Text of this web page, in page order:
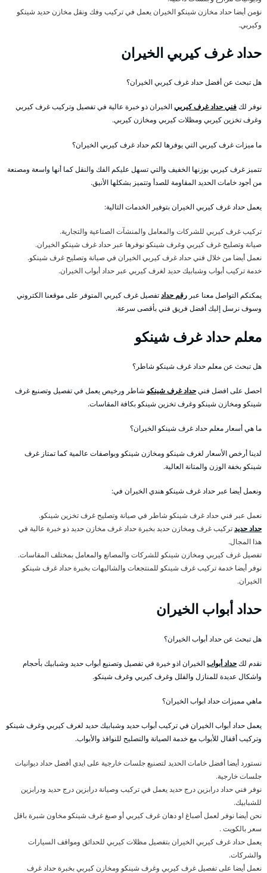
نؤمن أيضا حداد مخازن شينكو الخيران يعمل في تركيب وفك ونقل مخازن حديد شينكو
وكيربي.
حداد غرف كيربي الخيران
هل تبحث عن أفضل حداد غرف كيربي الخيران؟
نوفر لكفني حداد غرف كيربيالخيران ذو خبرة عالية في تفصيل وتركيب غرف كيربي
وغرف تخزين كيربي ومظلات كيربي ومخازن كيربي.
ما ميزات غرف كيربي التي يوفرها لكم حداد غرف كيربي الخيران؟
تتميز غرف كيربي بوزنها الخفيف والتي تسهل عليكم الفك والنقل كما أنها واسعة ومصنعة
من أجود خامات الحديد المقاومة للصدأ وتتميز بشكلها الأنيق.
يعمل حداد غرف كيربي الخيران بتوفير الخدمات التالية:
تركيب غرف كيربي للشركات والمعامل والمنشآت الصناعية والتجارية.
صيانة وتصليح غرف كيربي وغرف شينكو نوفرها عبر حداد غرف شينكو الخيران.
نعمل أيضا من خلال فني حداد غرف كيربي الخيران في صيانة وتصليح غرف شينكو.
خدمة تركيب أبواب وشبابيك حديد لغرف كيربي عبر حداد أبواب الخيران.
يمكنكم التواصل معنا عبر رقم حدادتفصيل غرف كيربي المتوفر على موقعنا الكتروني
وسوف نرسل إليك أفضل فريق فني بأقصى سرعة.
معلم حداد غرف شينكو
هل تبحث عن معلم حداد غرف شينكو شاطر؟
احصل على افضل فنيحداد غرف شينكو شاطر ورخيص يعمل في تفصيل وتصنيع غرف
شينكو ومخازن شينكو وغرف تخزين شينكو بكافة المقاسات.
ما هي أسعار معلم حداد غرف شينكو الخيران؟
لدينا أرخص الأسعار لغرف شينكو ومخازن شينكو وبواصفات عالمية كما تمتاز غرف
شينكو بخفة الوزن والمتانة العالية.
ونعمل أيضا عبر حداد غرف شينكو هندي الخيران في:
نعمل عبر فني حداد غرف شينكو شاطر في صيانة وتصليح غرف تخزين شينكو.
حداد حديدتركيب غرف ومخازن حديد بخبرة حداد غرف مخازن حديد ذو خبرة عالية في
هذا المجال.
تفصيل غرف كيربي ومخازن شينكو للشركات والمصانع والمعامل بمختلف المقاسات.
نوفر أيضا خدمة تركيب غرف شينكو للمنتجعات والشاليهات بخبرة حداد غرف شينكو
الخيران.
حداد أبواب الخيران
هل تبحث عن حداد أبواب الخيران؟
نقدم لكحداد أبوابالخيران اذو خيرة في تفصيل وتصنيع أبواب حديد وشبابيك بأحجام
واشكال عديدة للمنازل والفلل وغرف كيربي وغرف شينكو.
ماهي مميزات حداد ابواب الخيران؟
يعمل حداد أبواب الخيران في تركيب أبواب حديد وشبابيك حديد لغرف كيربي وغرف شينكو
وتركيب أقفال للأبواب مع خدمة الصيانة والتصليح للنوافذ والأبواب.
نستورد أيضا أفضل خامات الحديد لتصنيع جلسات خارجية على ايدي أفضل حداد ديوانيات
جلسات خارجية.
نوفر فني حداد درابزين درج حديد يعمل في تركيب وصيانة درابزين درج حديد ودرابزين
للشبابيك.
نحن أيضا نوفر لعمل أصباغ او دهان غرف كيربي أو صبغ غرف شينكو مخاون شبرة باقل
سعر بالكويت .
يعمل حداد غرف كيربي الخيران بتفصيل مظلات كيربي للحدائق ومواقف السيارات
والشركات.
نعمل أيضا على تفصيل غرف كيربي وغرف شينكو ومخازن كيربي بخبرة حداد غرف